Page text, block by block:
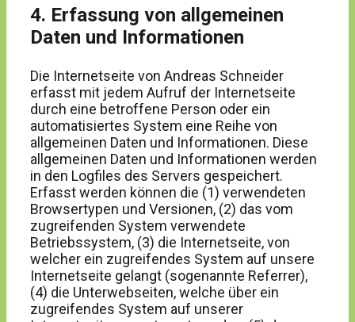
4. Erfassung von allgemeinen
Daten und Informationen
Die Internetseite von Andreas Schneider
erfasst mit jedem Aufruf der Internetseite
durch eine betroffene Person oder ein
automatisiertes System eine Reihe von
allgemeinen Daten und Informationen. Diese
allgemeinen Daten und Informationen werden
in den Logfiles des Servers gespeichert.
Erfasst werden können die (1) verwendeten
Browsertypen und Versionen, (2) das vom
zugreifenden System verwendete
Betriebssystem, (3) die Internetseite, von
welcher ein zugreifendes System auf unsere
Internetseite gelangt (sogenannte Referrer),
(4) die Unterwebseiten, welche über ein
zugreifendes System auf unserer